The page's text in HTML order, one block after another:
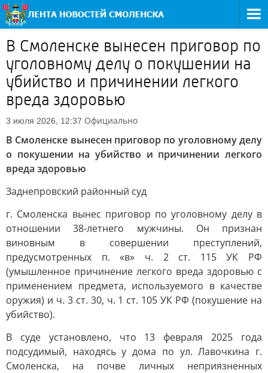
В Смоленске вынесен приговор по
уголовному делу о покушении на
убийство и причинении легкого
вреда здоровью
3 июля 2026, 12:37 Официально
В Смоленске вынесен приговор по уголовному делу
о покушении на убийство и причинении легкого
вреда здоровью
Заднепровский районный суд
г. Смоленска вынес приговор по уголовному делу в
отношении 38-летнего мужчины. Он признан
виновным в совершении преступлений,
предусмотренных п. «в» ч. 2 ст. 115 УК РФ
(умышленное причинение легкого вреда здоровью с
применением предмета, используемого в качестве
оружия) и ч. 3 ст. 30, ч. 1 ст. 105 УК РФ (покушение на
убийство).
В суде установлено, что 13 февраля 2025 года
подсудимый, находясь у дома по ул. Лавочкина г.
Смоленска, на почве личных неприязненных